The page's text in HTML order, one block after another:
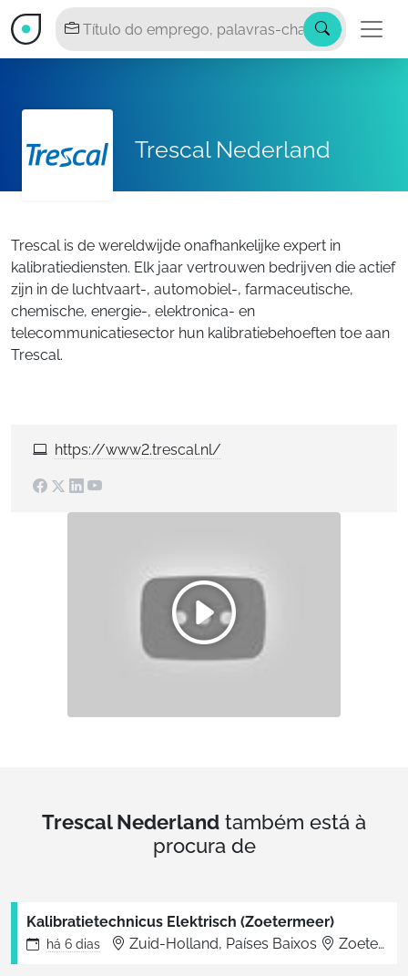
Trescal Nederland
Trescal is de wereldwijde onafhankelijke expert in
kalibratiediensten. Elk jaar vertrouwen bedrijven die actief
zijn in de luchtvaart-, automobiel-, farmaceutische,
chemische, energie-, elektronica- en
telecommunicatiesector hun kalibratiebehoeften toe aan
Trescal.
https://www2.trescal.nl/
Trescal Nederland também está à
procura de
Kalibratietechnicus Elektrisch (Zoetermeer)
há 6 dias Zuid-Holland, Países Baixos Zoetermeer